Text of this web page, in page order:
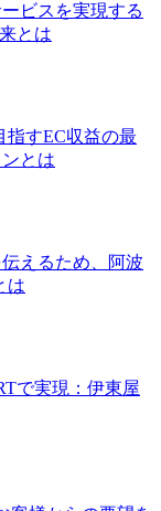
ビスを実現する
とは
指すEC収益の最
とは
えるため、阿波
は
で実現：伊東屋